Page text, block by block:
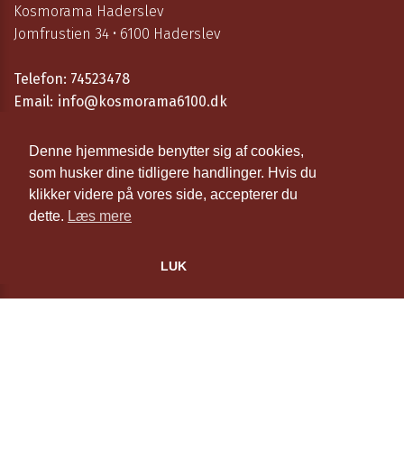
Denne hjemmeside benytter sig af cookies,
som husker dine tidligere handlinger. Hvis du
klikker videre på vores side, accepterer du
dette. Læs mere
LUK
Kosmorama Haderslev
Jomfrustien 34 • 6100 Haderslev
Telefon: 74523478
Email: info@kosmorama6100.dk
Cookie- og privatlivspolitik